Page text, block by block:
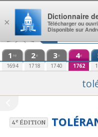
Aller au contenu
1 re
1694
2e
1718
3e
1740
4e
1762
4eÉDITION
×
Dictionnaire
Télécharger ou
Disponible sur